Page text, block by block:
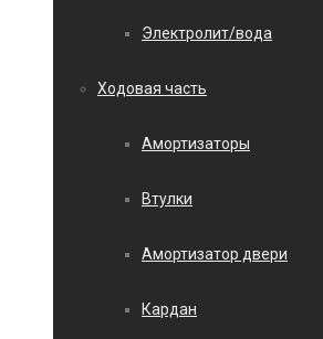
Электролит/вода
Ходовая часть
Амортизаторы
Втулки
Амортизатор двери
Кардан